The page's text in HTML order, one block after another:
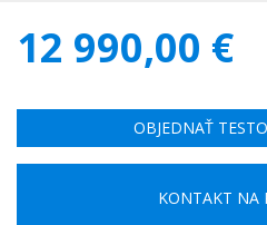
12 990,00 €
OBJEDNAŤ
KONTAKT NA